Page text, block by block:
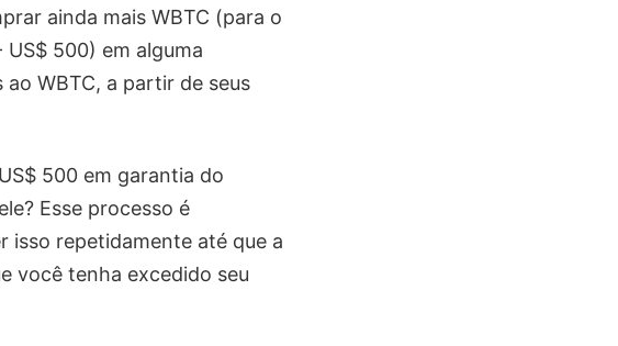
ainda mais WBTC (para o
500) em alguma
WBTC, a partir de seus
500 em garantia do
Esse processo é
isso repetidamente até que a
você tenha excedido seu